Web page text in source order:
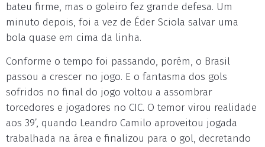
bateu firme, mas o goleiro fez grande defesa. Um
minuto depois, foi a vez de Éder Sciola salvar uma
bola quase em cima da linha.
Conforme o tempo foi passando, porém, o Brasil
passou a crescer no jogo. E o fantasma dos gols
sofridos no final do jogo voltou a assombrar
torcedores e jogadores no CIC. O temor virou realidade
aos 39’, quando Leandro Camilo aproveitou jogada
trabalhada na área e finalizou para o gol, decretando